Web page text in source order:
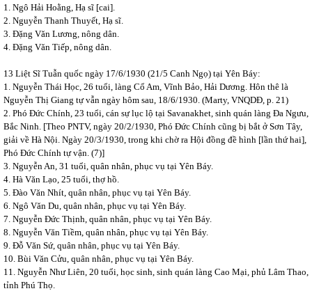
1. Ngô Hải Hoằng, Hạ sĩ [cai].
2. Nguyễn Thanh Thuyết, Hạ sĩ.
3. Đặng Văn Lương, nông dân.
4. Đặng Văn Tiếp, nông dân.
13 Liệt Sĩ Tuẫn quốc ngày 17/6/1930 (21/5 Canh Ngọ) tại Yên Báy:
1. Nguyễn Thái Học, 26 tuổi, làng Cổ Am, Vĩnh Bảo, Hải Dương. Hôn thê là
Nguyễn Thị Giang tự vẫn ngày hôm sau, 18/6/1930. (Marty, VNQDĐ, p. 21)
2. Phó Đức Chính, 23 tuổi, cán sự lục lộ tại Savanakhet, sinh quán làng Đa Ngưu,
Bắc Ninh. [Theo PNTV, ngày 20/2/1930, Phó Đức Chính cũng bị bắt ở Sơn Tây,
giải về Hà Nội. Ngày 20/3/1930, trong khi chờ ra Hội đồng đề hình [lần thứ hai],
Phó Đức Chính tự vận. (7)]
3. Nguyễn An, 31 tuổi, quân nhân, phục vụ tại Yên Báy.
4. Hà Văn Lạo, 25 tuổi, thợ hồ.
5. Đào Văn Nhít, quân nhân, phục vụ tại Yên Báy.
6. Ngô Văn Du, quân nhân, phục vụ tại Yên Báy.
7. Nguyễn Đức Thịnh, quân nhân, phục vụ tại Yên Báy.
8. Nguyễn Văn Tiềm, quân nhân, phục vụ tại Yên Báy.
9. Đỗ Văn Sứ, quân nhân, phục vụ tại Yên Báy.
10. Bùi Văn Cửu, quân nhân, phục vụ tại Yên Báy.
11. Nguyễn Như Liên, 20 tuổi, học sinh, sinh quán làng Cao Mại, phủ Lâm Thao,
tỉnh Phú Thọ.